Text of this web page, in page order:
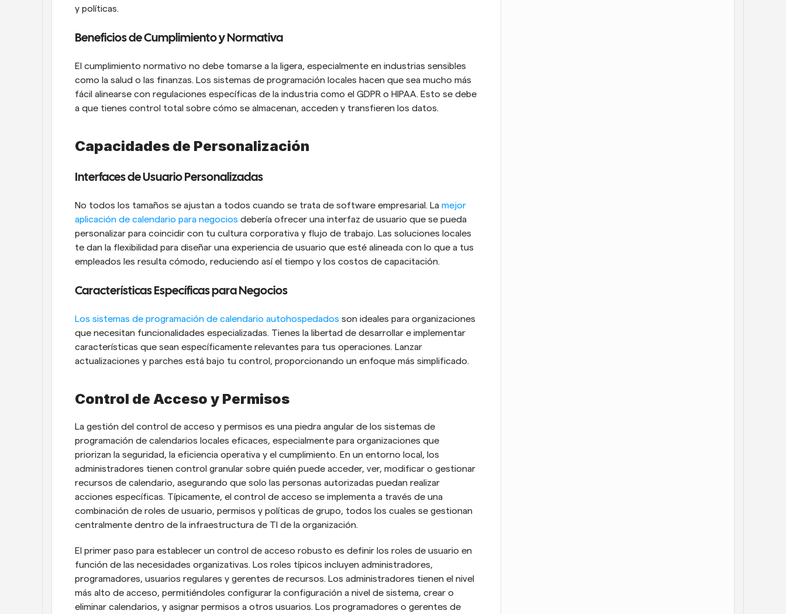
y políticas.
Beneficios de Cumplimiento y Normativa
El cumplimiento normativo no debe tomarse a la ligera, especialmente en industrias sensibles
como la salud o las finanzas. Los sistemas de programación locales hacen que sea mucho más
fácil alinearse con regulaciones específicas de la industria como el GDPR o HIPAA. Esto se debe
a que tienes control total sobre cómo se almacenan, acceden y transfieren los datos.
Capacidades de Personalización
Interfaces de Usuario Personalizadas
No todos los tamaños se ajustan a todos cuando se trata de software empresarial. La mejor
aplicación de calendario para negocios debería ofrecer una interfaz de usuario que se pueda
personalizar para coincidir con tu cultura corporativa y flujo de trabajo. Las soluciones locales
te dan la flexibilidad para diseñar una experiencia de usuario que esté alineada con lo que a tus
empleados les resulta cómodo, reduciendo así el tiempo y los costos de capacitación.
Características Específicas para Negocios
Los sistemas de programación de calendario autohospedados son ideales para organizaciones
que necesitan funcionalidades especializadas. Tienes la libertad de desarrollar e implementar
características que sean específicamente relevantes para tus operaciones. Lanzar
actualizaciones y parches está bajo tu control, proporcionando un enfoque más simplificado.
Control de Acceso y Permisos
La gestión del control de acceso y permisos es una piedra angular de los sistemas de
programación de calendarios locales eficaces, especialmente para organizaciones que
priorizan la seguridad, la eficiencia operativa y el cumplimiento. En un entorno local, los
administradores tienen control granular sobre quién puede acceder, ver, modificar o gestionar
recursos de calendario, asegurando que solo las personas autorizadas puedan realizar
acciones específicas. Típicamente, el control de acceso se implementa a través de una
combinación de roles de usuario, permisos y políticas de grupo, todos los cuales se gestionan
centralmente dentro de la infraestructura de TI de la organización.
El primer paso para establecer un control de acceso robusto es definir los roles de usuario en
función de las necesidades organizativas. Los roles típicos incluyen administradores,
programadores, usuarios regulares y gerentes de recursos. Los administradores tienen el nivel
más alto de acceso, permitiéndoles configurar la configuración a nivel de sistema, crear o
eliminar calendarios, y asignar permisos a otros usuarios. Los programadores o gerentes de